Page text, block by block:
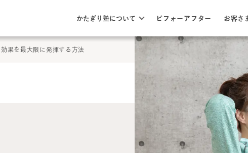
かたぎり塾について ビフォーアフター お客さ
効果を最大限に発揮する方法